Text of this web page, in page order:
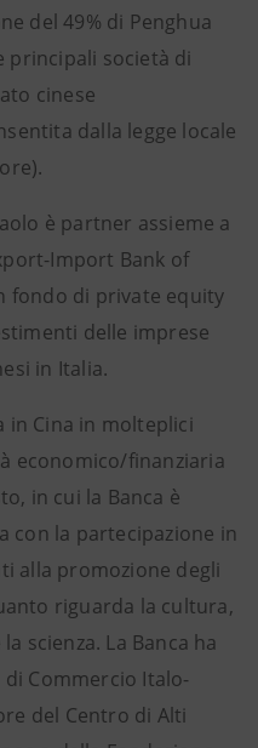
del 49% di Penghua
principali società di
cinese
dalla legge locale
è partner assieme a
Import Bank of
fondo di private equity
delle imprese
in Italia.
in Cina in molteplici
economico/finanziaria
in cui la Banca è
con la partecipazione in
alla promozione degli
riguarda la cultura,
scienza. La Banca ha
Commercio Italo-
del Centro di Alti